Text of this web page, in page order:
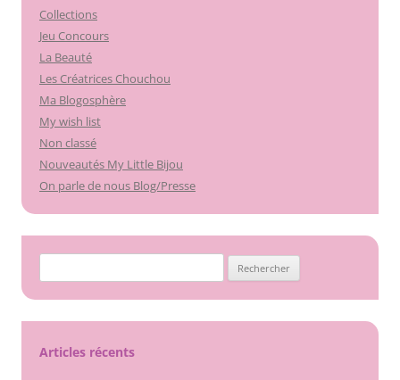
Collections
Jeu Concours
La Beauté
Les Créatrices Chouchou
Ma Blogosphère
My wish list
Non classé
Nouveautés My Little Bijou
On parle de nous Blog/Presse
Articles récents